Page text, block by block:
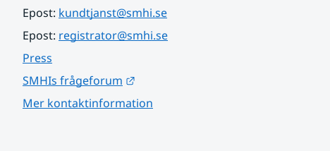
Epost: kundtjanst@smhi.se
Epost: registrator@smhi.se
Press
SMHIs frågeforum
Mer kontaktinformation